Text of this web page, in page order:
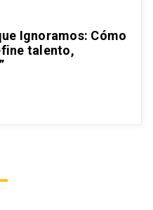
Ignoramos: Cómo
talento,